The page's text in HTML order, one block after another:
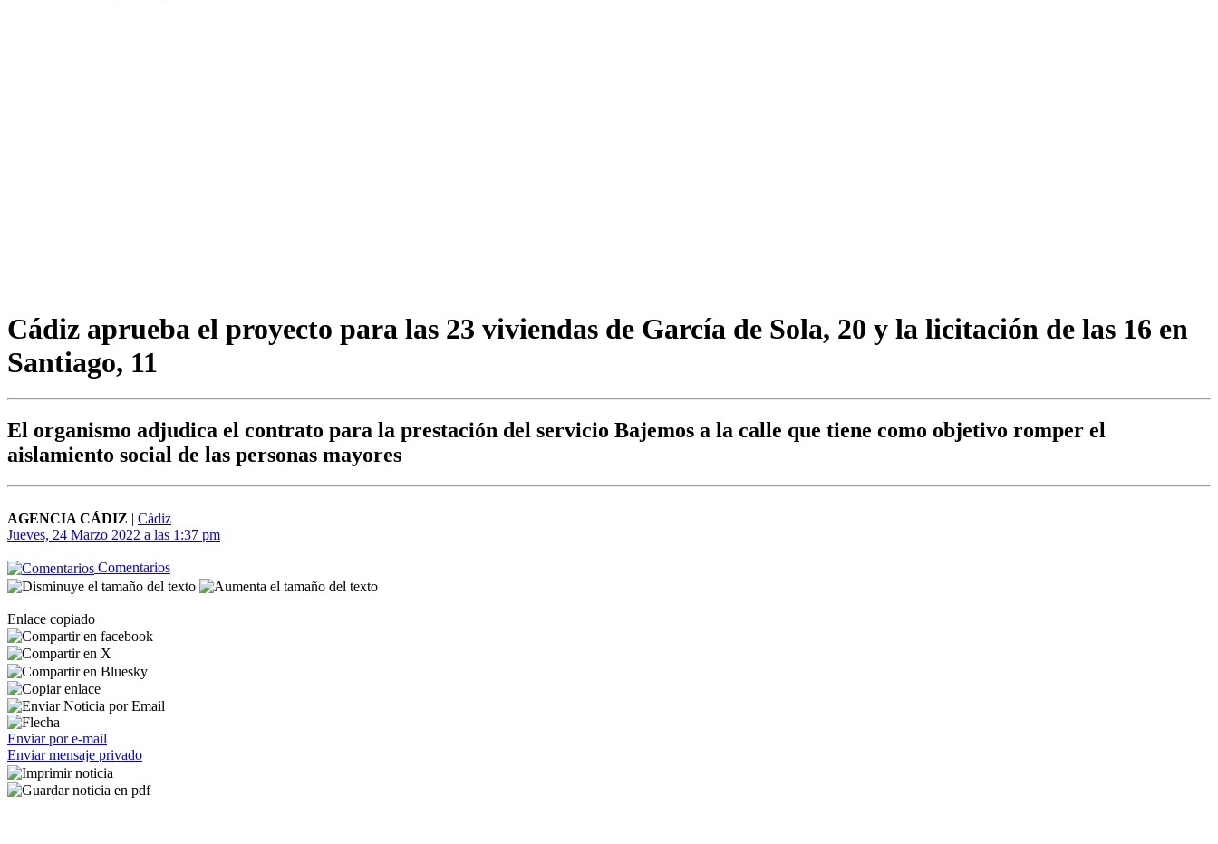
Cádiz aprueba el proyecto para las 23 viviendas de García de Sola, 20 y la licitación de las 16 en
Santiago, 11
El organismo adjudica el contrato para la prestación del servicio Bajemos a la calle que tiene como objetivo romper el
aislamiento social de las personas mayores
AGENCIA CÁDIZ | Cádiz
Jueves, 24 Marzo 2022 a las 1:37 pm
Comentarios
Enlace copiado
Enviar por e-mail
Enviar mensaje privado